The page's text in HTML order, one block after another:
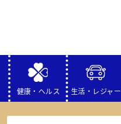
健康・ヘルス 生活・レジャー